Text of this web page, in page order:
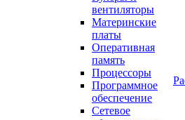
вентиляторы
Материнские
платы
Оперативная
память
Процессоры
Программное
обеспечение
Сетевое